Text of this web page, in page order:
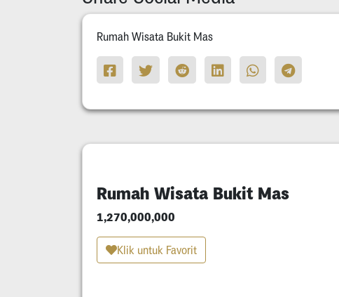
Rumah Wisata Bukit Mas
Rumah Wisata Bukit Mas
1,270,000,000
Klik untuk Favorit